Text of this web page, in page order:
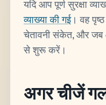
यदि आप पूर्ण सुरक्षा
व्याख्या की गई। वह पृष्ठ
चेतावनी संकेत, और जब
से शुरू करें।
अगर चीजें